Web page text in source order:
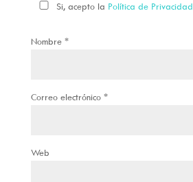
Si, acepto la Política de Privacidad
Nombre *
Correo electrónico *
Web